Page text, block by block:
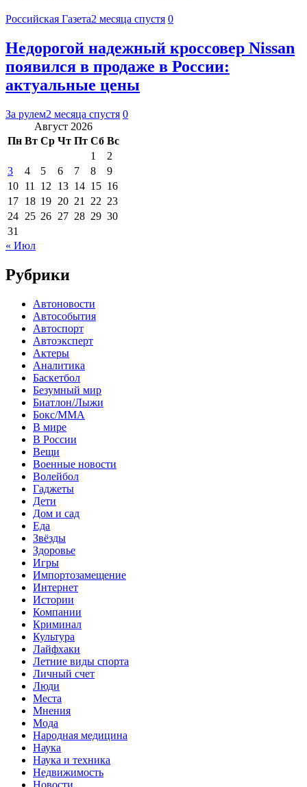
Российская Газета2 месяца спустя 0
Недорогой надежный кроссовер Nissan
появился в продаже в России:
актуальные цены
За рулем2 месяца спустя 0
Август 2026
Пн Вт Ср Чт Пт Сб Вс
1
2
3
4 5 6 7 8
9
10 11 12 13 14 15 16
17 18 19 20 21 22 23
24 25 26 27 28 29 30
31
« Июл
Рубрики
Автоновости
Автособытия
Автоспорт
Автоэксперт
Актеры
Аналитика
Баскетбол
Безумный мир
Биатлон/Лыжи
Бокс/MMA
В мире
В России
Вещи
Военные новости
Волейбол
Гаджеты
Дети
Дом и сад
Еда
Звёзды
Здоровье
Игры
Импортозамещение
Интернет
Истории
Компании
Криминал
Культура
Лайфхаки
Летние виды спорта
Личный счет
Люди
Места
Мнения
Мода
Народная медицина
Наука
Наука и техника
Недвижимость
Новости